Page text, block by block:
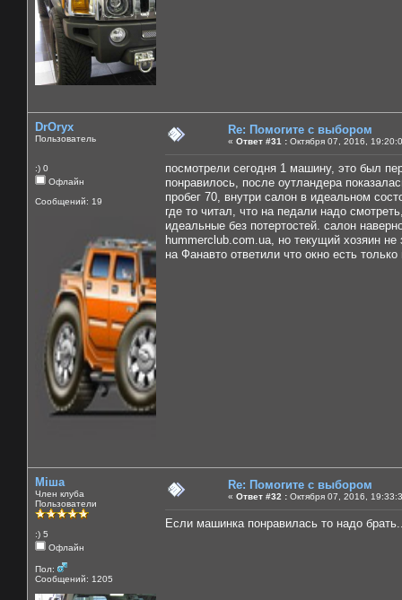
DrOryx
Пользователь
:) 0
Офлайн
Сообщений: 19
Re: Помогите с выбором
« Ответ #31 : Октября 07, 2016,
посмотрели сегодня 1 машину, это был
понравилось, после оутландера
пробег 70, внутри салон в идеальном
где то читал, что на педали надо
идеальные без потертостей. салон
hummerclub.com.ua, но текущий хозяин не
на Фанавто ответили что окно есть
Міша
Член клуба
Пользователи
:) 5
Офлайн
Пол:
Сообщений: 1205
Re: Помогите с выбором
« Ответ #32 : Октября 07, 2016,
Если машинка понравилась то надо